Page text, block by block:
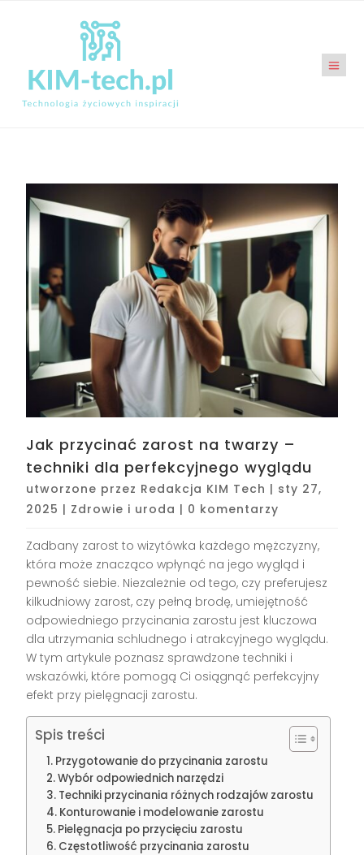
Jak przycinać zarost na twarzy –
techniki dla perfekcyjnego wyglądu
utworzone przez Redakcja KIM Tech | sty 27,
2025 | Zdrowie i uroda | 0 komentarzy
Zadbany zarost to wizytówka każdego mężczyzny,
która może znacząco wpłynąć na jego wygląd i
pewność siebie. Niezależnie od tego, czy preferujesz
kilkudniowy zarost, czy pełną brodę, umiejętność
odpowiedniego przycinania zarostu jest kluczowa
dla utrzymania schludnego i atrakcyjnego wyglądu.
W tym artykule poznasz sprawdzone techniki i
wskazówki, które pomogą Ci osiągnąć perfekcyjny
efekt przy pielęgnacji zarostu.
Spis treści
Przygotowanie do przycinania zarostu
Wybór odpowiednich narzędzi
Techniki przycinania różnych rodzajów zarostu
Konturowanie i modelowanie zarostu
Pielęgnacja po przycięciu zarostu
Częstotliwość przycinania zarostu